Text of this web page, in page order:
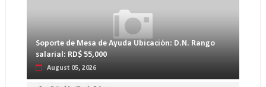
Soporte de Mesa de Ayuda Ubicación: D.N. Rango
salarial: RD$ 55,000
August 05, 2026